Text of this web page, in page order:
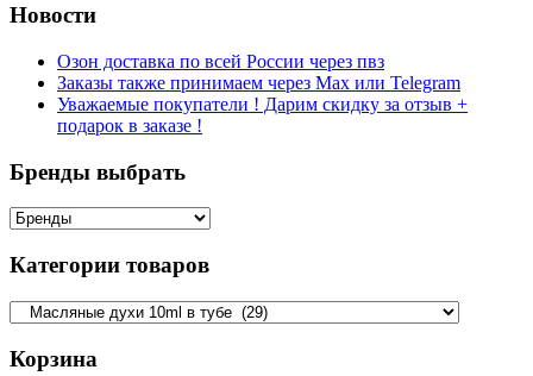
Новости
Озон доставка по всей России через пвз
Заказы также принимаем через Max или Telegram
Уважаемые покупатели ! Дарим скидку за отзыв +
подарок в заказе !
Бренды выбрать
Категории товаров
Корзина